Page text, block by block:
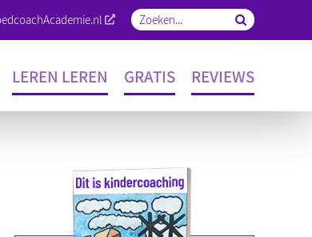
Zoeken
LEREN LEREN GRATIS REVIEWS